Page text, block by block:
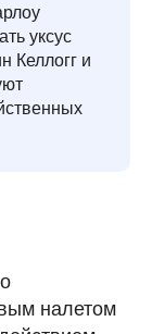
уксус
Келлогг и
налетом